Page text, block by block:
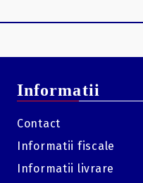
Informatii
Contact
Informatii fiscale
Informatii livrare